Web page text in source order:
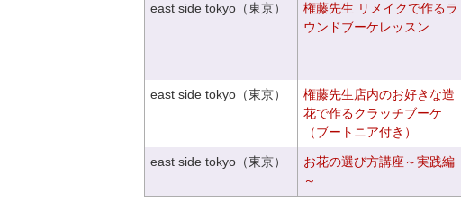
east side tokyo（東京）
権藤先生 リメイクで作るラ
ウンドブーケレッスン
east side tokyo（東京）
権藤先生店内のお好きな造
花で作るクラッチブーケ
（ブートニア付き）
east side tokyo（東京）
お花の選び方講座～実践編
～